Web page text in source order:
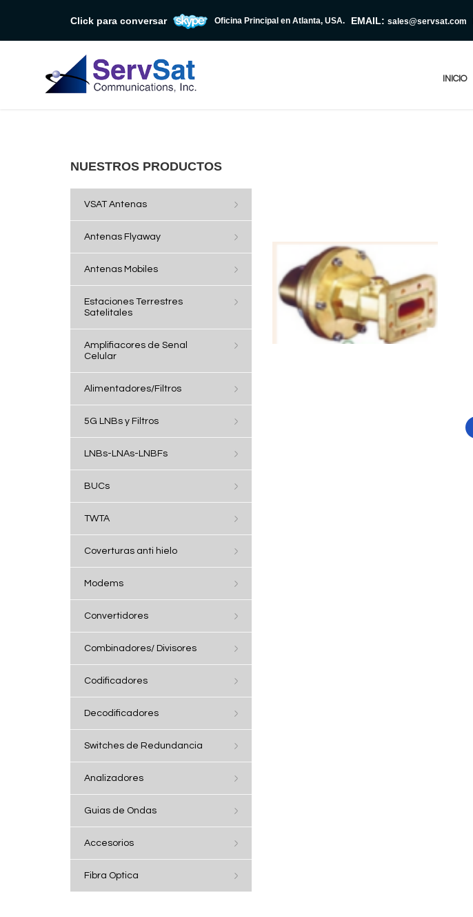
Click para conversar Oficina Principal en Atlanta, USA. EMAIL: sales@servsat.com
INICIO
NUESTROS PRODUCTOS
VSAT Antenas
Antenas Flyaway
Antenas Mobiles
Estaciones Terrestres
Satelitales
Amplifiacores de Senal
Celular
Alimentadores/Filtros
5G LNBs y Filtros
LNBs-LNAs-LNBFs
BUCs
TWTA
Coverturas anti hielo
Modems
Convertidores
Combinadores/ Divisores
Codificadores
Decodificadores
Switches de Redundancia
Analizadores
Guias de Ondas
Accesorios
Fibra Optica